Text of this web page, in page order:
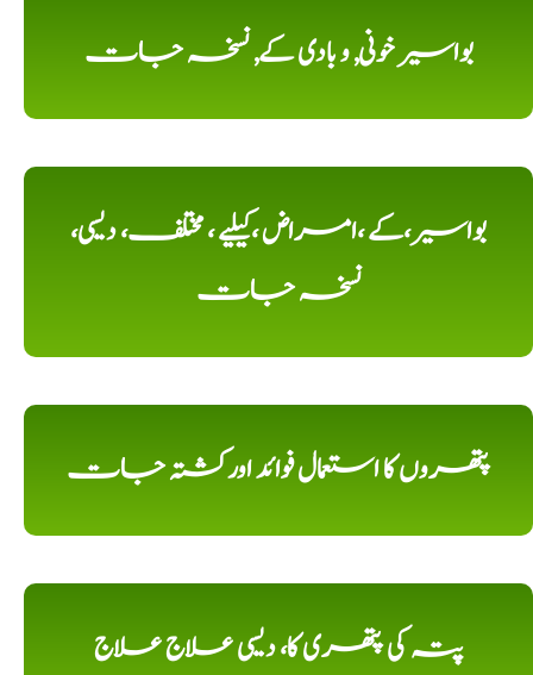
بواسیر خونی, و بادی کے, نسخہ جات
بواسیر،کے ،امراض ،کیلیے ، مختلف، دیسی،
نسخہ جات
پتھروں کا استعمال فوائد اورکشتہ جات
پتہ کی پتھری کا، دیسی علاج علاج